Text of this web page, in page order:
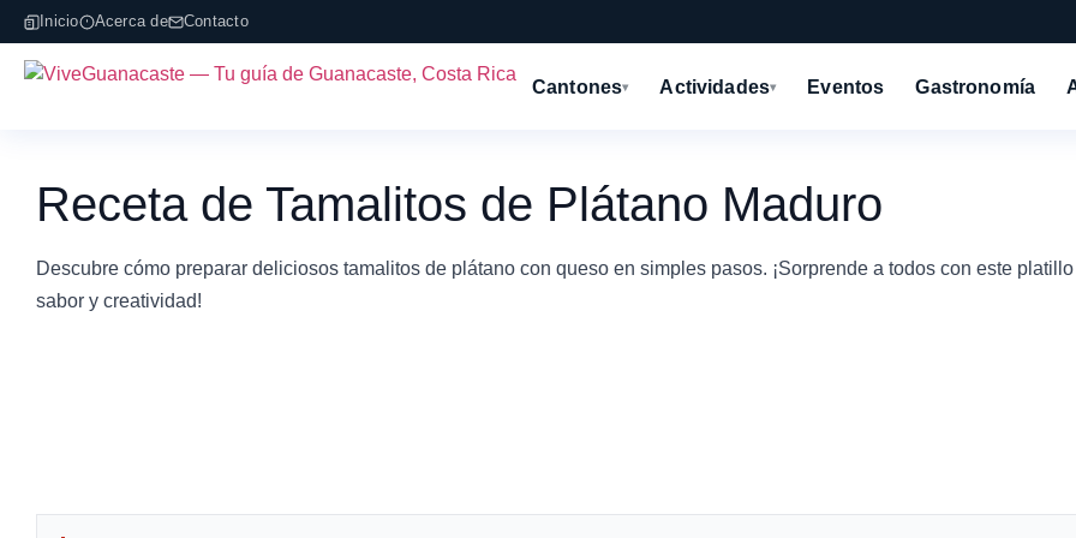
Inicio Acerca de Contacto
Cantones▾ Actividades▾ Eventos Gastronomía
Receta de Tamalitos de Plátano Maduro
Descubre cómo preparar deliciosos tamalitos de plátano con queso en simples pasos. ¡Sorprende a todos con este
sabor y creatividad!